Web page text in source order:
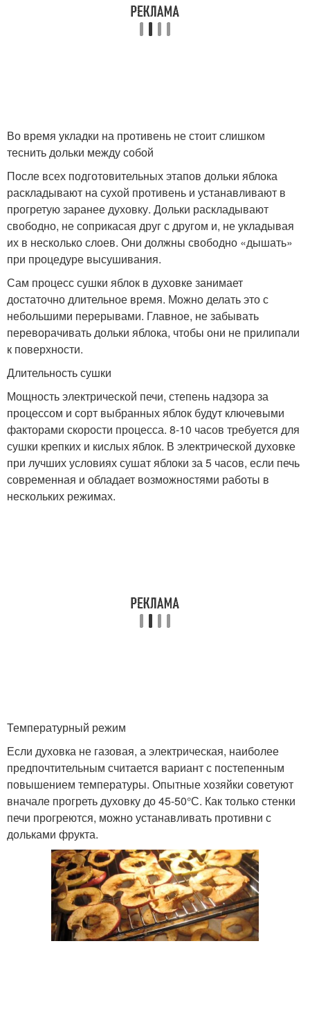
Во время укладки на противень не стоит слишком
теснить дольки между собой
После всех подготовительных этапов дольки яблока
раскладывают на сухой противень и устанавливают в
прогретую заранее духовку. Дольки раскладывают
свободно, не соприкасая друг с другом и, не укладывая
их в несколько слоев. Они должны свободно «дышать»
при процедуре высушивания.
Сам процесс сушки яблок в духовке занимает
достаточно длительное время. Можно делать это с
небольшими перерывами. Главное, не забывать
переворачивать дольки яблока, чтобы они не прилипали
к поверхности.
Длительность сушки
Мощность электрической печи, степень надзора за
процессом и сорт выбранных яблок будут ключевыми
факторами скорости процесса. 8-10 часов требуется для
сушки крепких и кислых яблок. В электрической духовке
при лучших условиях сушат яблоки за 5 часов, если печь
современная и обладает возможностями работы в
нескольких режимах.
Температурный режим
Если духовка не газовая, а электрическая, наиболее
предпочтительным считается вариант с постепенным
повышением температуры. Опытные хозяйки советуют
вначале прогреть духовку до 45-50°С. Как только стенки
печи прогреются, можно устанавливать противни с
дольками фрукта.